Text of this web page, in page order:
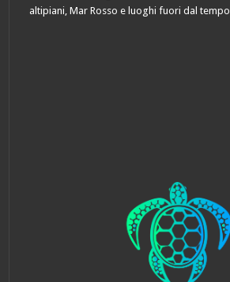
altipiani, Mar Rosso e luoghi fuori dal tempo